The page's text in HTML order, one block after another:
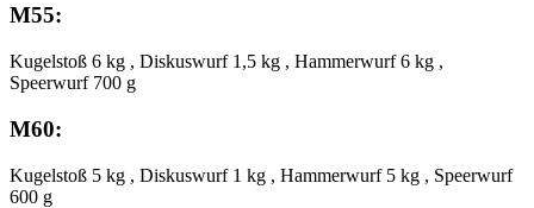
M55:
Kugelstoß 6 kg , Diskuswurf 1,5 kg , Hammerwurf 6 kg ,
Speerwurf 700 g
M60:
Kugelstoß 5 kg , Diskuswurf 1 kg , Hammerwurf 5 kg , Speerwurf
600 g